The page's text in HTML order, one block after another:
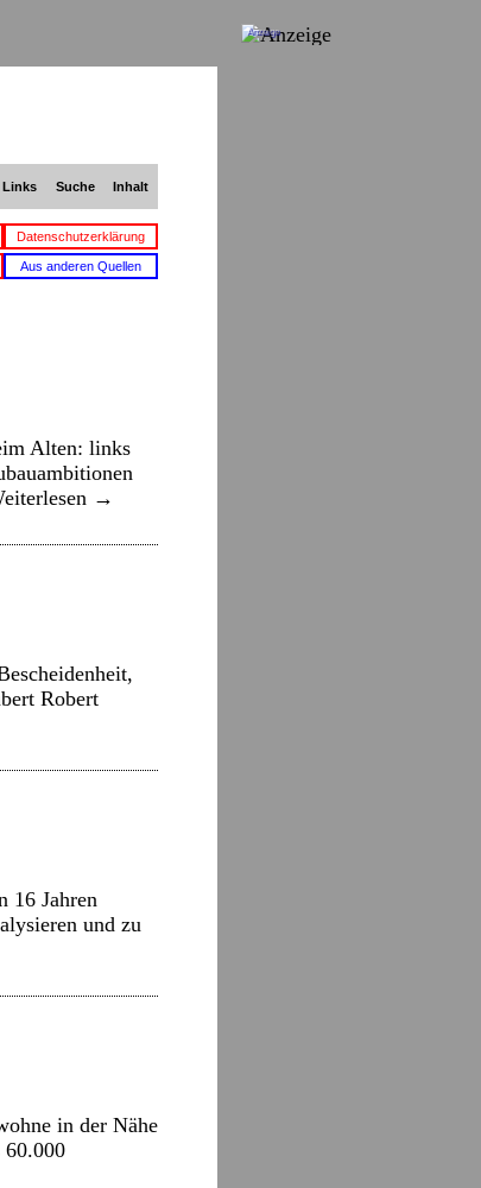
Links Suche Inhalt
Datenschutzerklärung
Aus anderen Quellen
Alten: links
→
Robert
16 Jahren
und zu
in der Nähe
60.000
Anzeige